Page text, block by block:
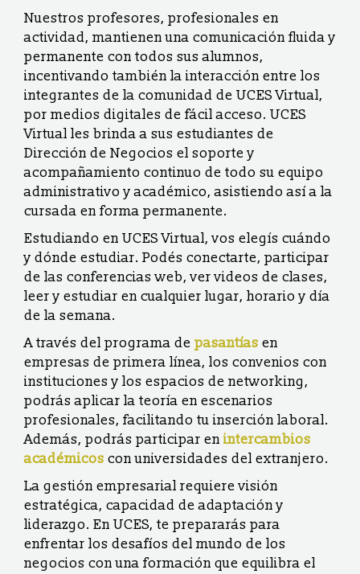
Nuestros profesores, profesionales en
actividad, mantienen una comunicación fluida y
permanente con todos sus alumnos,
incentivando también la interacción entre los
integrantes de la comunidad de UCES Virtual,
por medios digitales de fácil acceso. UCES
Virtual les brinda a sus estudiantes de
Dirección de Negocios el soporte y
acompañamiento continuo de todo su equipo
administrativo y académico, asistiendo así a la
cursada en forma permanente.
Estudiando en UCES Virtual, vos elegís cuándo
y dónde estudiar. Podés conectarte, participar
de las conferencias web, ver videos de clases,
leer y estudiar en cualquier lugar, horario y día
de la semana.
A través del programa de pasantías en
empresas de primera línea, los convenios con
instituciones y los espacios de networking,
podrás aplicar la teoría en escenarios
profesionales, facilitando tu inserción laboral.
Además, podrás participar en intercambios
académicos con universidades del extranjero.
La gestión empresarial requiere visión
estratégica, capacidad de adaptación y
liderazgo. En UCES, te prepararás para
enfrentar los desafíos del mundo de los
negocios con una formación que equilibra el